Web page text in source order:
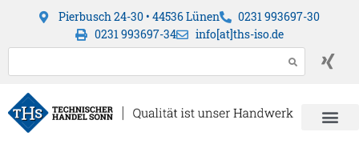
Pierbusch 24-30 • 44536 Lünen
0231 993697-30
0231 993697-34
info[at]ths-iso.de